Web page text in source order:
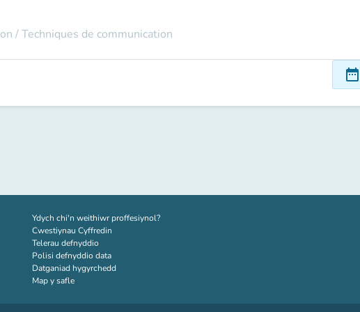
/ Techniques de communication
date_range
Ydych chi'n weithiwr proffesiynol?(tab newydd)
Cwestiynau Cyffredin
Telerau defnyddio
Polisi defnyddio data
Datganiad hygyrchedd
Map y safle